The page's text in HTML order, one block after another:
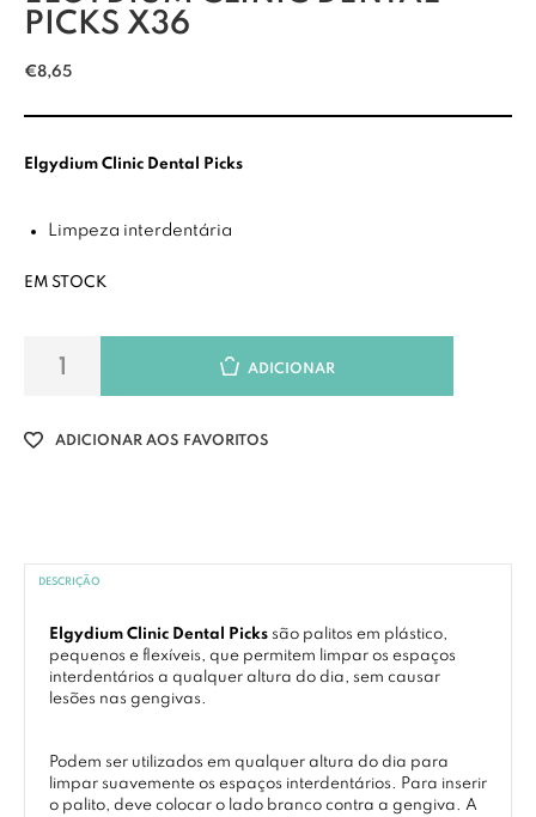
PICKS X36
€8,65
Elgydium Clinic Dental Picks
Limpeza interdentária
EM STOCK
ADICIONAR
ADICIONAR AOS FAVORITOS
DESCRIÇÃO
Elgydium Clinic Dental Picks são palitos em plástico,
pequenos e flexíveis, que permitem limpar os espaços
interdentários a qualquer altura do dia, sem causar
lesões nas gengivas.
Podem ser utilizados em qualquer altura do dia para
limpar suavemente os espaços interdentários. Para inserir
o palito, deve colocar o lado branco contra a gengiva. A